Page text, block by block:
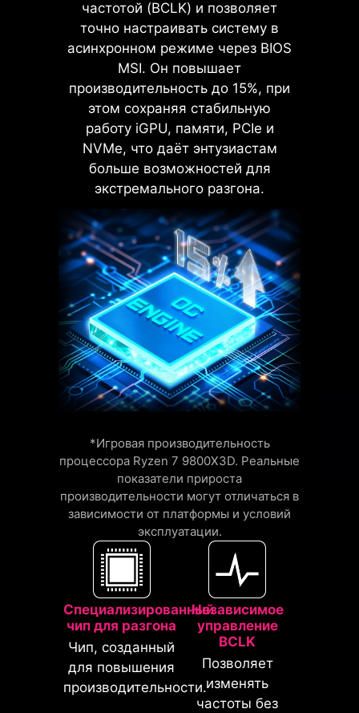
частотой (BCLK) и позволяет
точно настраивать систему в
асинхронном режиме через BIOS
MSI. Он повышает
производительность до 15%, при
этом сохраняя стабильную
работу iGPU, памяти, PCIe и
NVMe, что даёт энтузиастам
больше возможностей для
экстремального разгона.
*Игровая производительность
процессора Ryzen 7 9800X3D. Реальные
показатели прироста
производительности могут отличаться в
зависимости от платформы и условий
эксплуатации.
Специализированный
чип для разгона
Чип, созданный
для повышения
производительности.
Независимое
управление
BCLK
Позволяет
изменять
частоты без
LATENCY KILLER
MSI BIOS представил новую
функцию Latency Killer для всех
материнских плат с разъёмом
AM5. Пользователи могут
активировать Latency Killer в BIOS
12% при работе на высоких
частотах. Функция поддерживает
широкий спектр технологий
разгона, включая Memory Try It!!,
EXPO, A-XMP и High-Efficiency
Mode.
ДО12%СНИЖЕНИЕ
ЗАДЕРЖЕК ПАМЯТИ
способствует эффективной
передаче электрического
тока.
Цельные контакты являются
более крепкими, чем полые.
Подходят для работы с
токами большой силы.
Интерфейсная панель выполнена
из устойчивой к коррозии
нержавеющей стали с
дополнительным слоем мягкой
отделки. Она является более
долговечной, чем традиционные
панели, а также способствует
устранению статического
электричества и
электромагнитных помех.